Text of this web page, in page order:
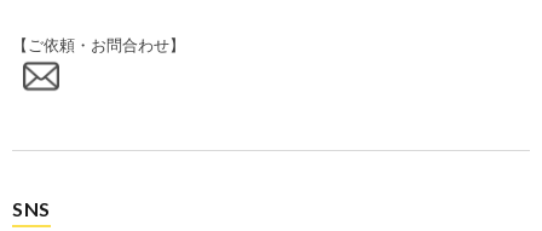
【ご依頼・お問合わせ】
SNS